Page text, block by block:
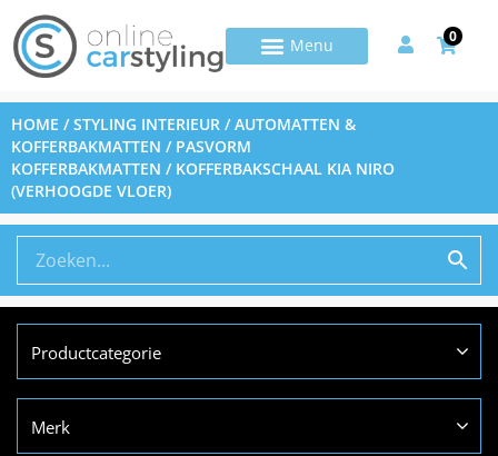
0
HOME /STYLING INTERIEUR /AUTOMATTEN &
KOFFERBAKMATTEN / PASVORM
KOFFERBAKMATTEN / KOFFERBAKSCHAAL KIA NIRO
(VERHOOGDE VLOER)
Productcategorie
Merk